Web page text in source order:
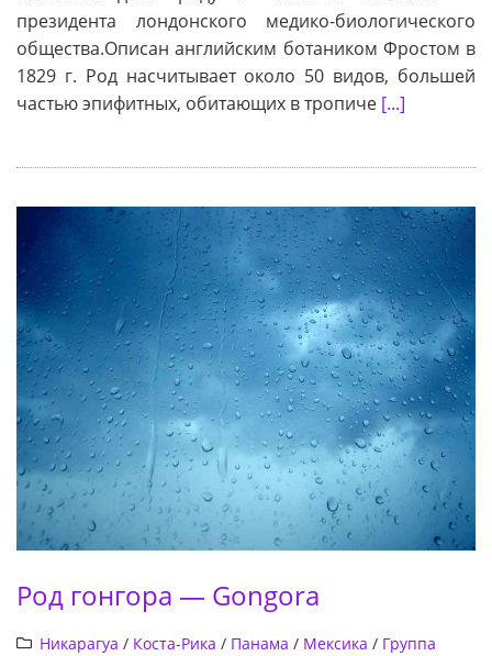
президента лондонского медико-биологического
общества.Описан английским ботаником Фростом в
1829 г. Род насчитывает около 50 видов, большей
частью эпифитных, обитающих в тропиче [...]
Род гонгора — Gongora
Никарагуа / Коста-Рика / Панама / Мексика / Группа